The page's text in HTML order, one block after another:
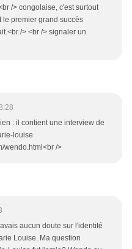
/> congolaise, c'est surtout
le premier grand succès
/> <br /> signaler un
: il contient une interview de
louise
wendo.html<br />
aucun doute sur l'identité
Louise. Ma question